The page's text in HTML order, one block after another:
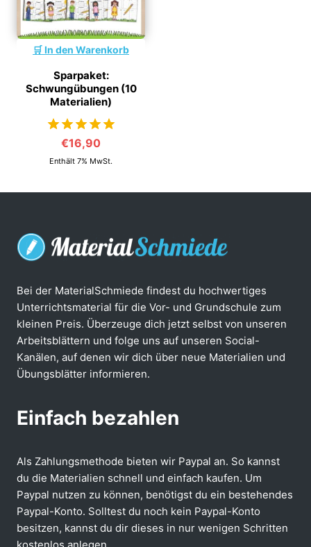
In den Warenkorb
Sparpaket:
Schwungübungen (10
Materialien)
von 5
€16,90
Enthält 7% MwSt.
Bei der MaterialSchmiede findest du hochwertiges
Unterrichtsmaterial für die Vor- und Grundschule zum
kleinen Preis. Überzeuge dich jetzt selbst von unseren
Arbeitsblättern und folge uns auf unseren Social-
Kanälen, auf denen wir dich über neue Materialien und
Übungsblätter informieren.
Einfach bezahlen
Als Zahlungsmethode bieten wir Paypal an. So kannst
du die Materialien schnell und einfach kaufen. Um
Paypal nutzen zu können, benötigst du ein bestehendes
Paypal-Konto. Solltest du noch kein Paypal-Konto
besitzen, kannst du dir dieses in nur wenigen Schritten